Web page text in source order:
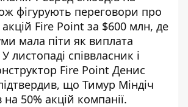
фігурують переговори про
Fire Point за $600 млн, де
мала піти як виплата
листопаді співвласник і
Fire Point Денис
що Тимур Міндіч
50% акцій компанії.